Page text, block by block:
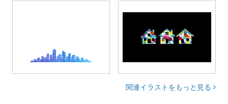
関連イラストをもっと見る